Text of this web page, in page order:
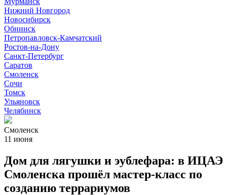
Нижний Новгород
Новосибирск
Обнинск
Петропавловск-Камчатский
Ростов-на-Дону
Санкт-Петербург
Саратов
Смоленск
Сочи
Томск
Ульяновск
Челябинск
Смоленск
11 июня
Дом для лягушки и эублефара: в ИЦАЭ
Смоленска прошёл мастер-класс по
созданию террариумов